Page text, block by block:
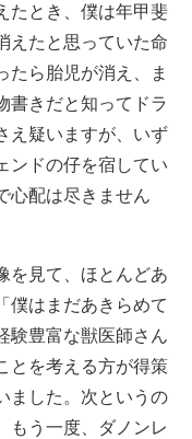
たとき、僕は年甲斐
えたと思っていた命
たら胎児が消え、ま
書きだと知ってドラ
え疑いますが、いず
ンドの仔を宿してい
心配は尽きません
を見て、ほとんどあ
僕はまだあきらめて
験豊富な獣医師さん
とを考える方が得策
ました。次というの
もう一度、ダノンレ